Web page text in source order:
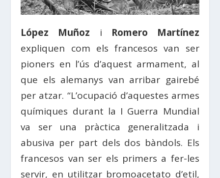
López Muñoz i Romero Martínez
expliquen com els francesos van ser
pioners en l’ús d’aquest armament, al
que els alemanys van arribar gairebé
per atzar. “L’ocupació d’aquestes armes
químiques durant la I Guerra Mundial
va ser una pràctica generalitzada i
abusiva per part dels dos bàndols. Els
francesos van ser els primers a fer-les
servir, en utilitzar bromoacetato d’etil,